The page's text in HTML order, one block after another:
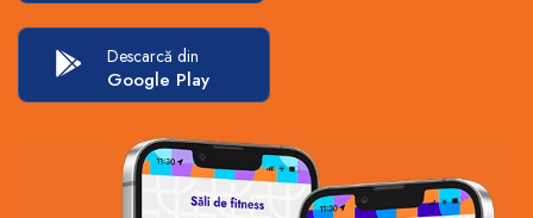
Descarcă din
Google Play